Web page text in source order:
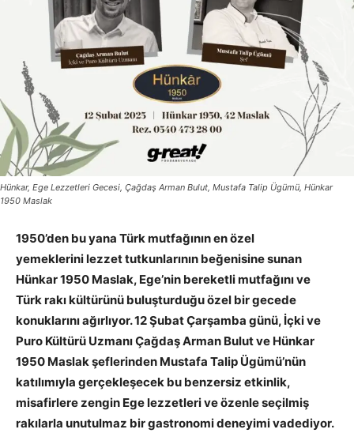
Hünkar, Ege Lezzetleri Gecesi, Çağdaş Arman Bulut, Mustafa Talip Ügümü, Hünkar
1950 Maslak
1950’den bu yana Türk mutfağının en özel
yemeklerini lezzet tutkunlarının beğenisine sunan
Hünkar 1950 Maslak, Ege’nin bereketli mutfağını ve
Türk rakı kültürünü buluşturduğu özel bir gecede
konuklarını ağırlıyor. 12 Şubat Çarşamba günü, İçki ve
Puro Kültürü Uzmanı Çağdaş Arman Bulut ve Hünkar
1950 Maslak şeflerinden Mustafa Talip Ügümü’nün
katılımıyla gerçekleşecek bu benzersiz etkinlik,
misafirlere zengin Ege lezzetleri ve özenle seçilmiş
rakılarla unutulmaz bir gastronomi deneyimi vadediyor.